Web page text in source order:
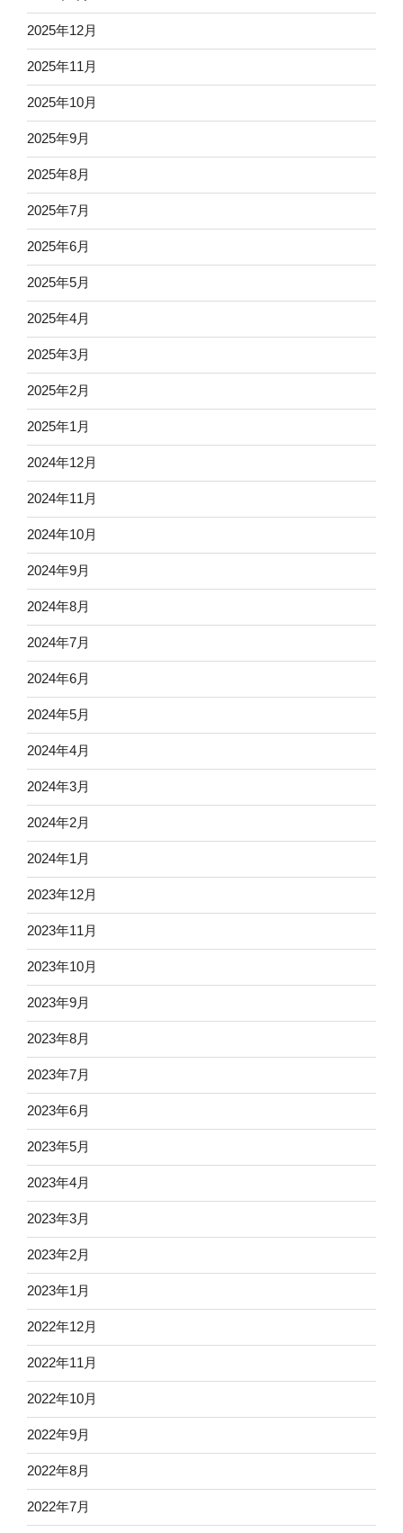
2025年12月
2025年11月
2025年10月
2025年9月
2025年8月
2025年7月
2025年6月
2025年5月
2025年4月
2025年3月
2025年2月
2025年1月
2024年12月
2024年11月
2024年10月
2024年9月
2024年8月
2024年7月
2024年6月
2024年5月
2024年4月
2024年3月
2024年2月
2024年1月
2023年12月
2023年11月
2023年10月
2023年9月
2023年8月
2023年7月
2023年6月
2023年5月
2023年4月
2023年3月
2023年2月
2023年1月
2022年12月
2022年11月
2022年10月
2022年9月
2022年8月
2022年7月